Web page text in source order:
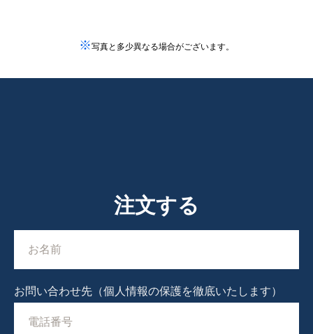
※写真と多少異なる場合がございます。
注文する
お問い合わせ先（個人情報の保護を徹底いたします）